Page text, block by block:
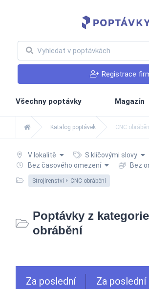
Registrace
Všechny poptávky Magazín
Katalog poptávek CNC
V lokalitě
S klíčovými slovy
Bez časového omezení
Bez
Strojírenství CNC obrábění
Poptávky z
obrábění
Za poslední
Za poslední